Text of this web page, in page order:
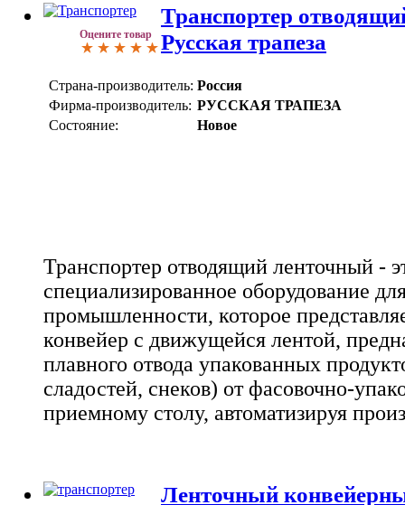
Оцените товар
Транспортер
Русская трапеза
Страна-производитель: Россия
Фирма-производитель: РУССКАЯ ТРАПЕЗА
Состояние:
Новое
Транспортер отводящий ленточный -
специализированное оборудование
промышленности, которое
конвейер с движущейся лентой,
плавного отвода упакованных
сладостей, снеков) от фасовочно-
приемному столу, автоматизируя
Ленточный